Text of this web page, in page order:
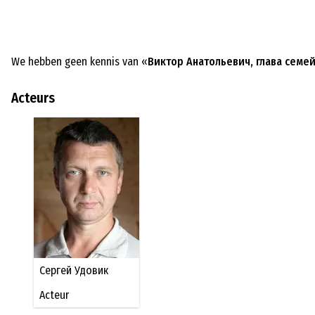
We hebben geen kennis van «Виктор Анатольевич, глава
Acteurs
Сергей Удовик
Acteur